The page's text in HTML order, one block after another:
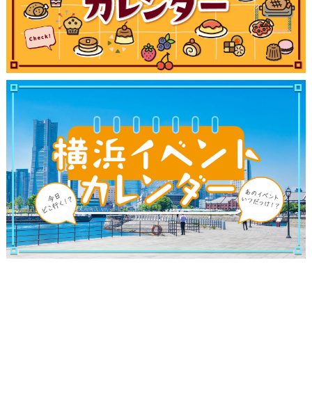
観光ガイド
ランキング
ブログ記事
サイトについて